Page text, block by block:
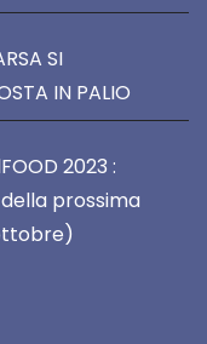
SI
IN PALIO
2023 :
prossima